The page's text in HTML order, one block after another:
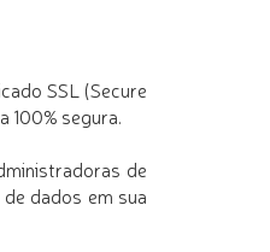
SSL (Secure
100% segura.
de
dados em sua